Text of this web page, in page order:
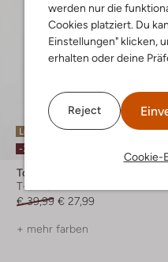
werden nur die
Cookies platziert. Du
Einstellungen" klicken,
erhalten oder deine
Reject
Cookie-
Letzte Größen
-30%
Tommy Hilfiger
T-shirt
€ 39,99 € 27,99
+ mehr farben